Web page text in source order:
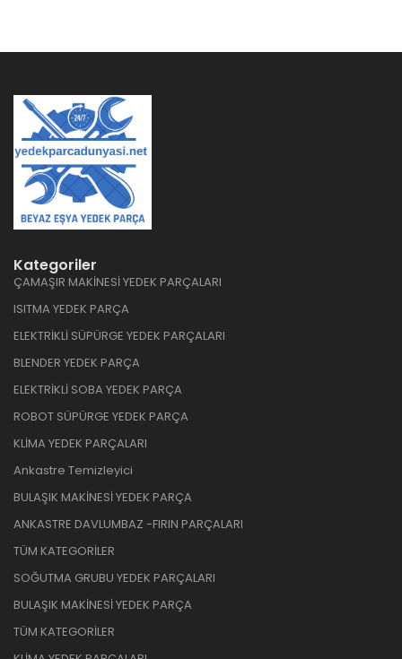
Kategoriler
ÇAMAŞIR MAKİNESİ YEDEK PARÇALARI
ISITMA YEDEK PARÇA
ELEKTRİKLİ SÜPÜRGE YEDEK PARÇALARI
BLENDER YEDEK PARÇA
ELEKTRİKLİ SOBA YEDEK PARÇA
ROBOT SÜPÜRGE YEDEK PARÇA
KLİMA YEDEK PARÇALARI
Ankastre Temizleyici
BULAŞIK MAKİNESİ YEDEK PARÇA
ANKASTRE DAVLUMBAZ -FIRIN PARÇALARI
TÜM KATEGORİLER
SOĞUTMA GRUBU YEDEK PARÇALARI
BULAŞIK MAKİNESİ YEDEK PARÇA
TÜM KATEGORİLER